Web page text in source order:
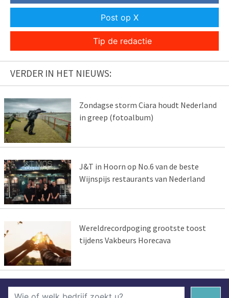
Post op X
Tip de redactie
VERDER IN HET NIEUWS:
Zondagse storm Ciara houdt Nederland
in greep (fotoalbum)
J&T in Hoorn op No.6 van de beste
Wijnspijs restaurants van Nederland
Wereldrecordpoging grootste toost
tijdens Vakbeurs Horecava